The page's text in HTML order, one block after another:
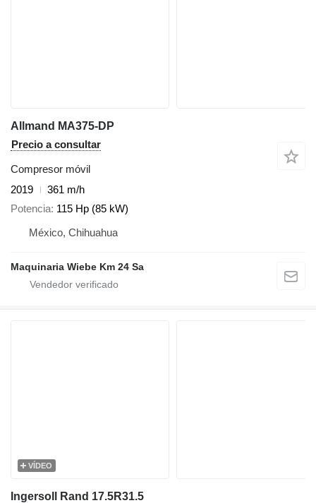
Allmand MA375-DP
Precio a consultar
Compresor móvil
2019
361 m/h
Potencia 115 Hp (85 kW)
México, Chihuahua
Maquinaria Wiebe Km 24 Sa
VÍDEO
Ingersoll Rand 17.5R31.5